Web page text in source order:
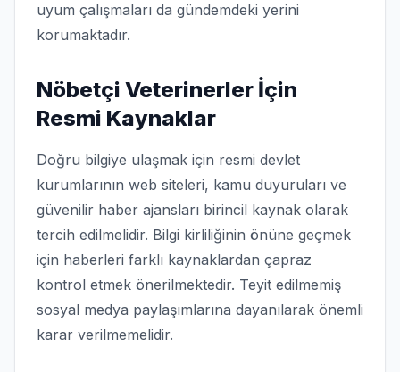
uyum çalışmaları da gündemdeki yerini
korumaktadır.
Nöbetçi Veterinerler İçin
Resmi Kaynaklar
Doğru bilgiye ulaşmak için resmi devlet
kurumlarının web siteleri, kamu duyuruları ve
güvenilir haber ajansları birincil kaynak olarak
tercih edilmelidir. Bilgi kirliliğinin önüne geçmek
için haberleri farklı kaynaklardan çapraz
kontrol etmek önerilmektedir. Teyit edilmemiş
sosyal medya paylaşımlarına dayanılarak önemli
karar verilmemelidir.